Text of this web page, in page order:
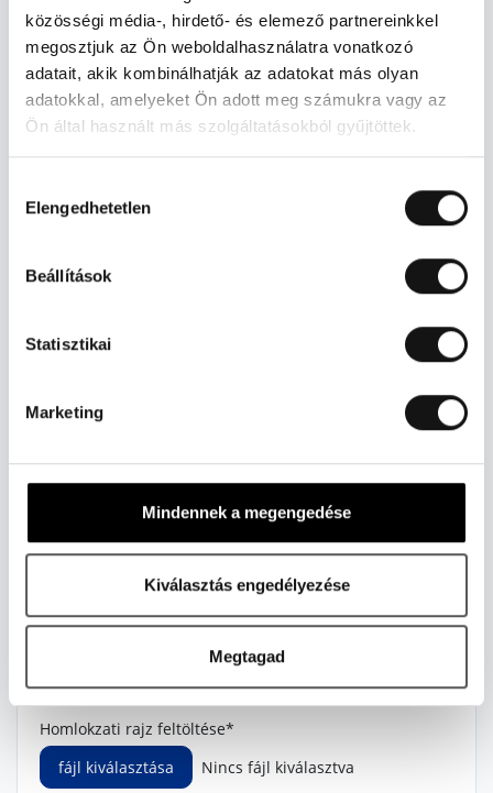
közösségi média-, hirdető- és elemező partnereinkkel
megosztjuk az Ön weboldalhasználatra vonatkozó
adatait, akik kombinálhatják az adatokat más olyan
adatokkal, amelyeket Ön adott meg számukra vagy az
Ön által használt más szolgáltatásokból gyűjtöttek.
kiválasztása
Elengedhetetlen
Beállítások
Statisztikai
Marketing
Mindennek a megengedése
Kiválasztás engedélyezése
Megtagad
E-mail cím*
Telefonszám (pl. +36301234567)*
Építkezés irányítószáma*
fájl kiválasztása
Nincs fájl kiválasztva
Maximum fájl méret 5MB. Engedélyezett bővítmények
jpeg,jpg,pdf,png,tiff.
Metszetek feltöltése*
fájl kiválasztása
Nincs fájl kiválasztva
Maximum fájl méret 5MB. Engedélyezett bővítmények
jpeg,jpg,pdf,png,tiff.
Homlokzati rajz feltöltése*
fájl kiválasztása
Nincs fájl kiválasztva